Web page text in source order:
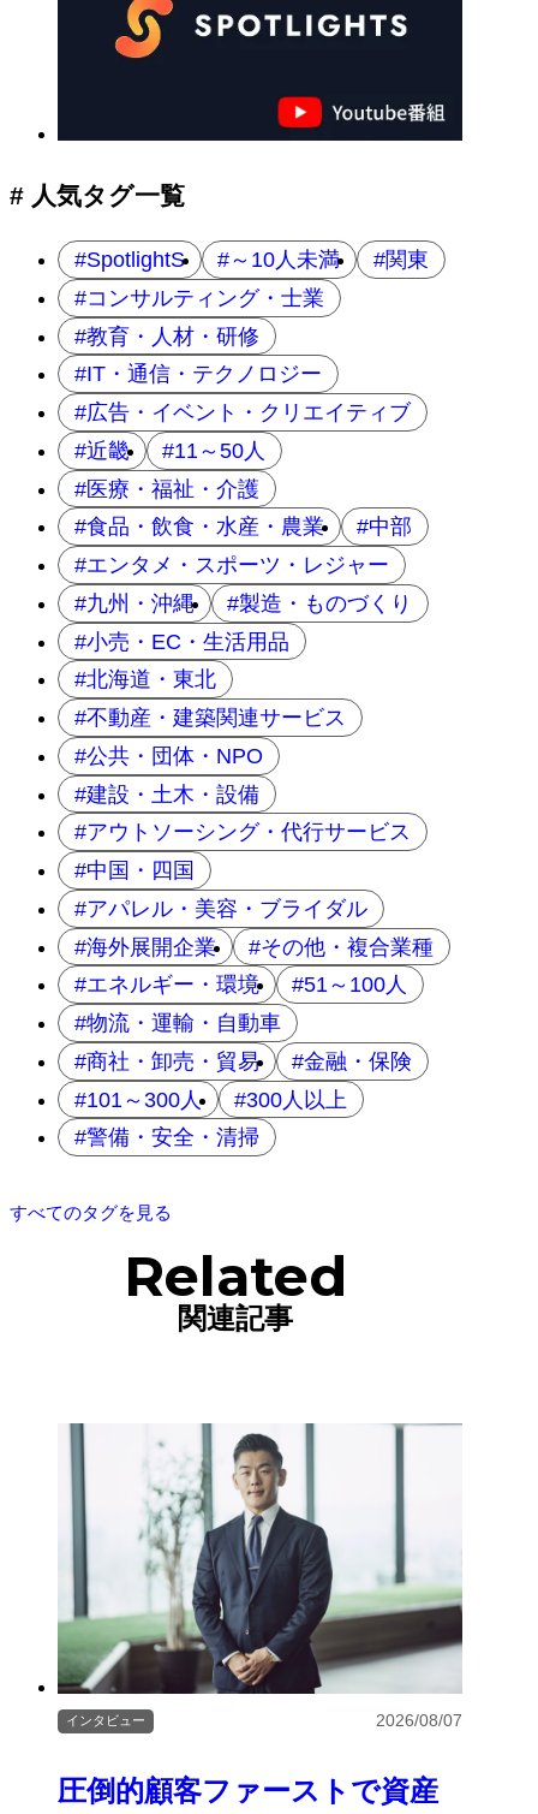
# 人気タグ一覧
SpotlightS ～10人未満
関東
コンサルティング・士業
教育・人材・研修
IT・通信・テクノロジー
広告・イベント・クリエイティブ
近畿
11～50人
医療・福祉・介護
食品・飲食・水産・農業
中部
エンタメ・スポーツ・レジャー
九州・沖縄
製造・ものづくり
小売・EC・生活用品
北海道・東北
不動産・建築関連サービス
公共・団体・NPO
建設・土木・設備
アウトソーシング・代行サービス
中国・四国
アパレル・美容・ブライダル
海外展開企業
その他・複合業種
エネルギー・環境
51～100人
物流・運輸・自動車
商社・卸売・貿易
金融・保険
101～300人
300人以上
警備・安全・清掃
すべてのタグを見る
Related
関連記事
圧倒的顧客ファーストで資産
インタビュー 2026/08/07